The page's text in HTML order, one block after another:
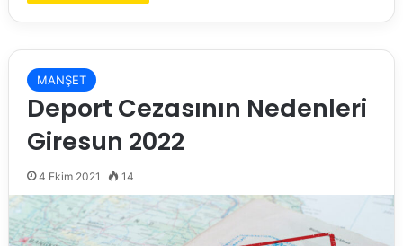
MANŞET
Deport Cezasının Nedenleri
Giresun 2022
4 Ekim 2021 14